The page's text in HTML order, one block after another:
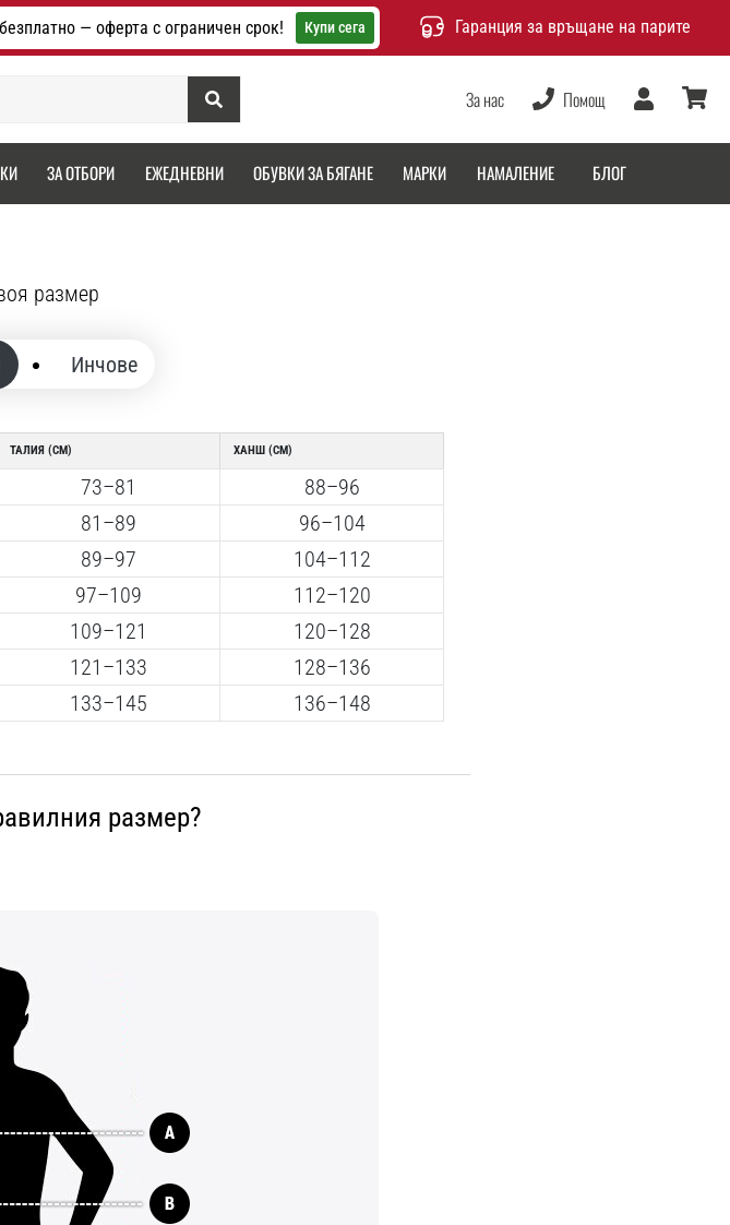
— оферта с ограничен срок! Купи сега Гаранция за връщане на парите
Търсене
За нас Помощ
Потребител
ЗА ОТБОРИ ЕЖЕДНЕВНИ ОБУВКИ ЗА БЯГАНЕ МАРКИ НАМАЛЕНИЕ БЛОГ
размер
Инчове
ТАЛИЯ (CM)
73–81
81–89
89–97
97–109
109–121
121–133
133–145
ХАНШ (CM)
88–96
96–104
104–112
112–120
120–128
128–136
136–148
размер?